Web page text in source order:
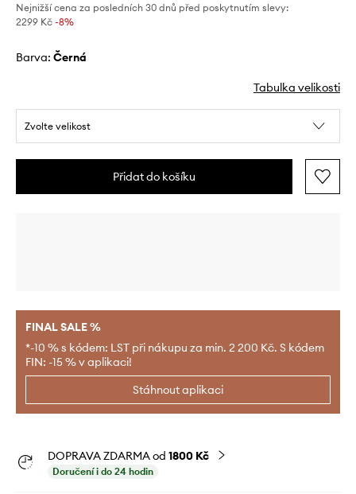
Nejnižší cena za posledních 30 dnů před poskytnutím slevy:
2299 Kč -8%
Barva: černá
Tabulka velikosti
Zvolte velikost
Přidat do košíku
FINAL SALE %
*-10 % s kódem: LST při nákupu za min. 2 200 Kč. S kódem
FIN: -15 % v aplikaci!
Stáhnout aplikaci
DOPRAVA ZDARMA od 1800 Kč
Doručení i do 24 hodin